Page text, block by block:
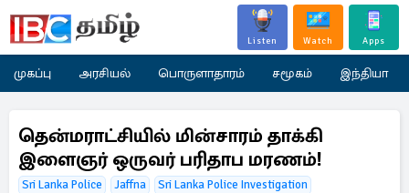
Listen Watch Apps
முகப்பு அரசியல் பொருளாதாரம் சமூகம் இந்தியா
தென்மராட்சியில் மின்சாரம் தாக்கி
இளைஞர் ஒருவர் பரிதாப மரணம்!
Sri Lanka Police Jaffna
Sri Lanka Police Investigation